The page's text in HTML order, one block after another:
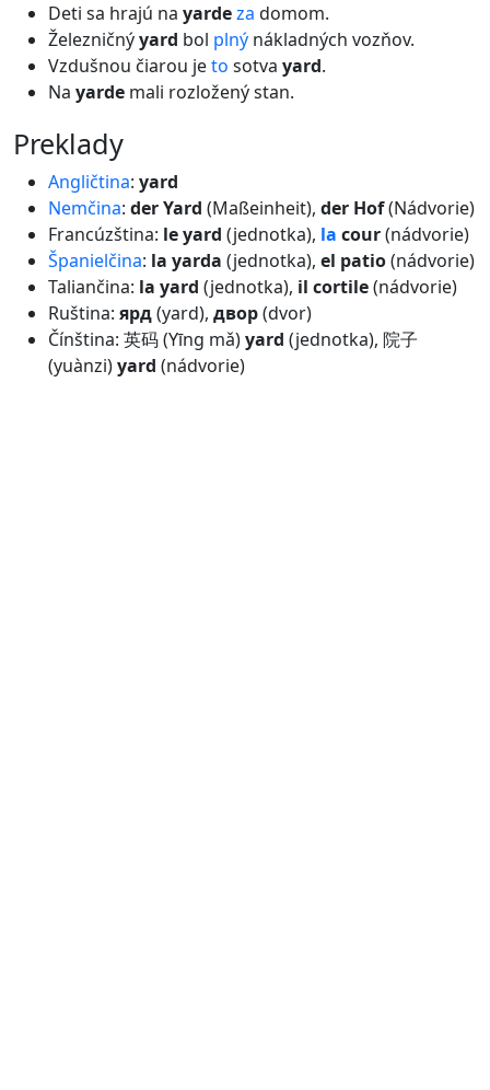
Deti sa hrajú na yardeza domom.
Železničnýyard bol plný nákladných vozňov.
Vzdušnou čiarou jeto sotva yard.
Na yarde mali rozložený stan.
preklady
Angličtina: yard
Nemčina: der Yard (Maßeinheit), der Hof(Nádvorie)
Francúzština: le yard (jednotka), la cour(nádvorie)
Španielčina: la yarda (jednotka), el patio(nádvorie)
Taliančina: la yard (jednotka), il cortile(nádvorie)
Ruština: ярд(yard), двор(dvor)
Čínština: 英码 (Yīng mǎ)yard (jednotka), 院子
(yuànzi)yard (nádvorie)